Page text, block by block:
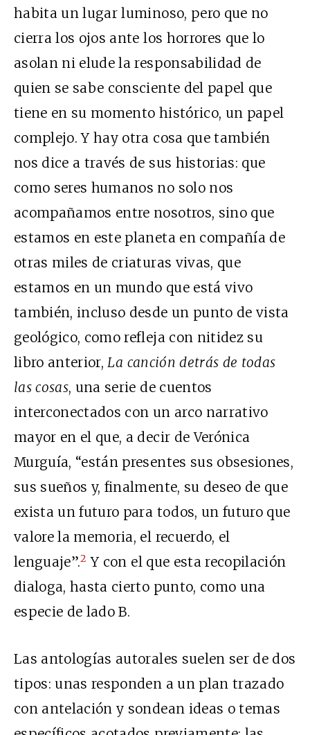
habita un lugar luminoso, pero que no
cierra los ojos ante los horrores que lo
asolan ni elude la responsabilidad de
quien se sabe consciente del papel que
tiene en su momento histórico, un papel
complejo. Y hay otra cosa que también
nos dice a través de sus historias: que
como seres humanos no solo nos
acompañamos entre nosotros, sino que
estamos en este planeta en compañía de
otras miles de criaturas vivas, que
estamos en un mundo que está vivo
también, incluso desde un punto de vista
geológico, como refleja con nitidez su
libro anterior,La canción detrás de todas
las cosas, una serie de cuentos
interconectados con un arco narrativo
mayor en el que, a decir de Verónica
Murguía, “están presentes sus obsesiones,
sus sueños y, finalmente, su deseo de que
exista un futuro para todos, un futuro que
valore la memoria, el recuerdo, el
lenguaje”.2 Y con el que esta recopilación
dialoga, hasta cierto punto, como una
especie de lado B.
Las antologías autorales suelen ser de dos
tipos: unas responden a un plan trazado
con antelación y sondean ideas o temas